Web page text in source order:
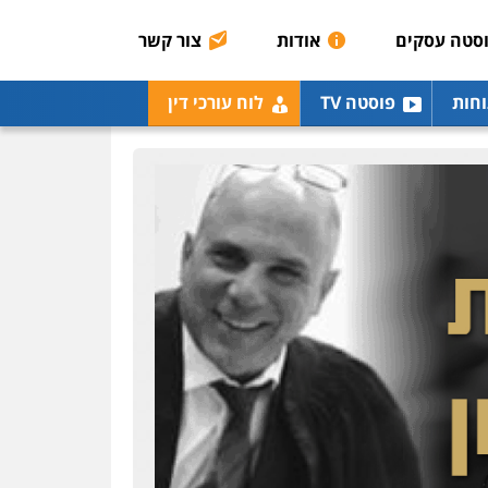
עסקים אודות צור קשר
פוסטה TV לוח עורכי דין
0506216048
עו"ד שלומי שרון
פלילי צבאי מעצרים
וחקירות
0547342002
עו"ד אלון קריטי
פלילי כלכלי אלימות
סמים מעצרים
0525544654
עו"ד אסף דוק
עבירות מין סמים
והימורים פשיעה חמורה
חקירות ומעצרים צווארון לבן
והונאה
0526885006